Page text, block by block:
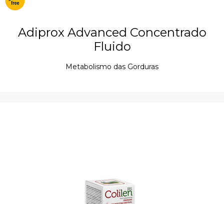
Adiprox Advanced Concentrado
Fluido
Metabolismo das Gorduras